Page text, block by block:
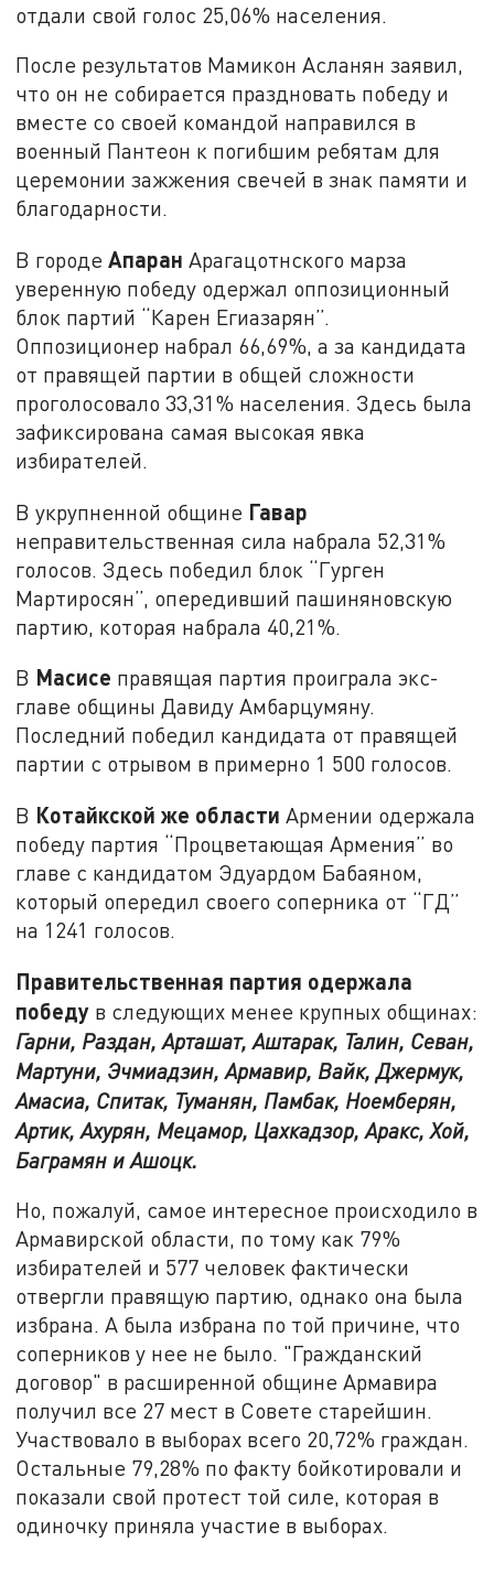
отдали свой голос 25,06% населения.
После результатов Мамикон Асланян заявил,
что он не собирается праздновать победу и
вместе со своей командой направился в
военный Пантеон к погибшим ребятам для
церемонии зажжения свечей в знак памяти и
благодарности.
В городеАпаран Арагацотнского марза
уверенную победу одержал оппозиционный
блок партий “Карен Егиазарян”.
Оппозиционер набрал 66,69%, а за кандидата
от правящей партии в общей сложности
проголосовало 33,31% населения. Здесь была
зафиксирована самая высокая явка
избирателей.
В укрупненной общине Гавар
неправительственная сила набрала 52,31%
голосов. Здесь победил блок “Гурген
Мартиросян”, опередивший пашиняновскую
партию, которая набрала 40,21%.
В Масисе правящая партия проиграла экс-
главе общины Давиду Амбарцумяну.
Последний победил кандидата от правящей
партии с отрывом в примерно 1 500 голосов.
В Котайкской же области Армении одержала
победу партия “Процветающая Армения” во
главе с кандидатом Эдуардом Бабаяном,
который опередил своего соперника от “ГД”
на 1241 голосов.
Правительственная партия одержала
победу в следующих менее крупных общинах:
Гарни, Раздан, Арташат, Аштарак, Талин, Севан,
Мартуни, Эчмиадзин, Армавир, Вайк, Джермук,
Амасиа, Спитак, Туманян, Памбак, Ноемберян,
Артик, Ахурян, Мецамор, Цахкадзор, Аракс, Хой,
Баграмян и Ашоцк.
Но, пожалуй, самое интересное происходило в
Армавирской области, по тому как 79%
избирателей и 577 человек фактически
отвергли правящую партию, однако она была
избрана. А была избрана по той причине, что
соперников у нее не было. "Гражданский
договор" в расширенной общине Армавира
получил все 27 мест в Совете старейшин.
Участвовало в выборах всего 20,72% граждан.
Остальные 79,28% по факту бойкотировали и
показали свой протест той силе, которая в
одиночку приняла участие в выборах.